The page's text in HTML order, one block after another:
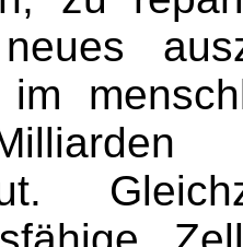
im